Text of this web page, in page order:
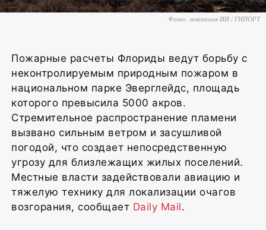
Фото: генерация ИИ / ГИПОРТ
Пожарные расчеты Флориды ведут борьбу с
неконтролируемым природным пожаром в
национальном парке Эверглейдс, площадь
которого превысила 5000 акров.
Стремительное распространение пламени
вызвано сильным ветром и засушливой
погодой, что создает непосредственную
угрозу для близлежащих жилых поселений.
Местные власти задействовали авиацию и
тяжелую технику для локализации очагов
возгорания, сообщает Daily Mail.